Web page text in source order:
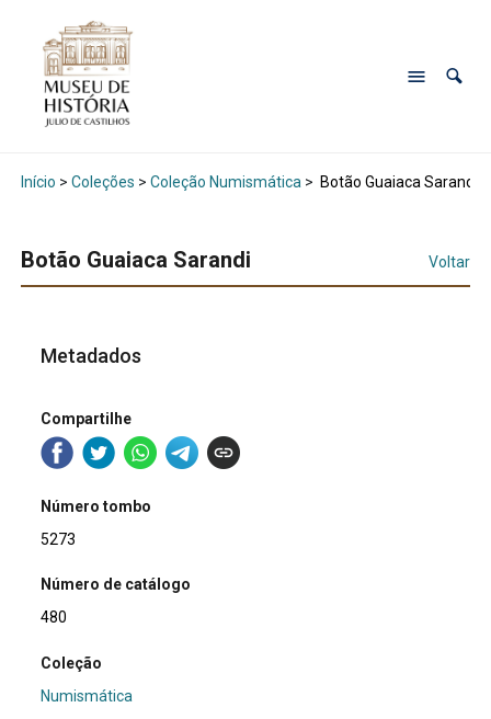
Início > Coleções > Coleção Numismática > Botão Guaiaca Sarandi
Botão Guaiaca Sarandi Voltar
Metadados
Compartilhe
Número tombo
5273
Número de catálogo
480
Coleção
Numismática